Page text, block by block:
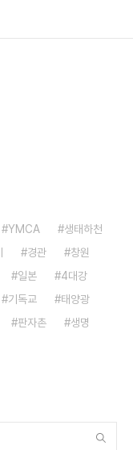
YMCA
생태하천
경관
창원
일본
4대강
기독교
태양광
판자촌 생명